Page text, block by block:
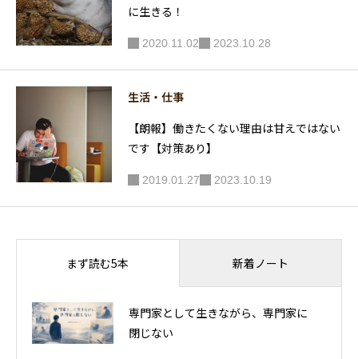
に生きる！
2020.11.02 2023.10.28
生活・仕事
【朗報】働きたくない理由は甘えではない
です【対策あり】
2019.01.27 2023.10.19
まず読む5本 新着ノート
専門家として生きながら、専門家に
閉じない